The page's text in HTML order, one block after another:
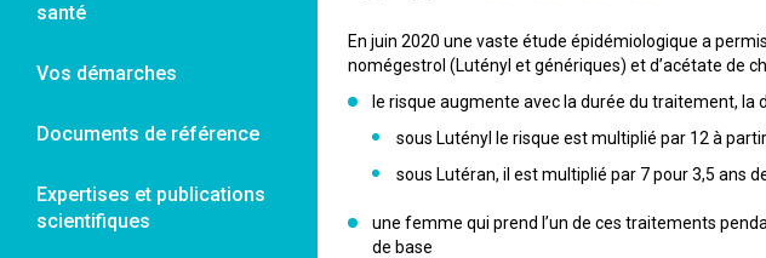
santé
Vos démarches
Documents de référence
Expertises et publications
scientifiques
En juin 2020 une vaste étude épidémiologique a
nomégestrol (Lutényl et génériques) et d’acétate de
le risque augmente avec la durée du traitement, la
sous Lutényl le risque est multiplié par 12 à
sous Lutéran, il est multiplié par 7 pour 3,5 ans
une femme qui prend l’un de ces traitements
de base